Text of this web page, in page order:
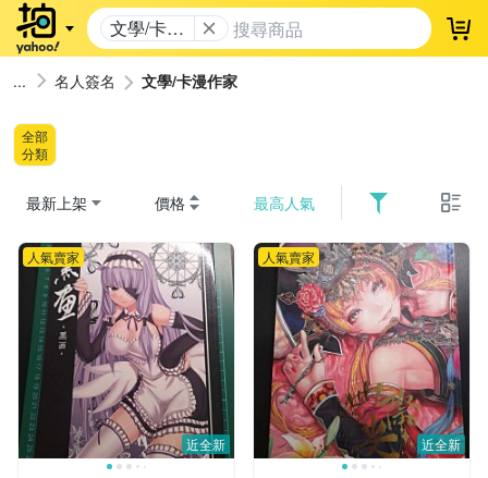
文學/卡漫
作家
登
名人簽名 文學/卡漫作家
全部
分類
最新上架 價格 最高人氣
近全新
人氣賣家
近全新
人氣賣家